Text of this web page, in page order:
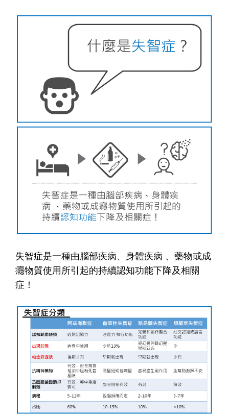
失智症是一種由腦部疾病、身體疾病 、藥物或成
癮物質使用所引起的持續認知功能下降及相關
症！